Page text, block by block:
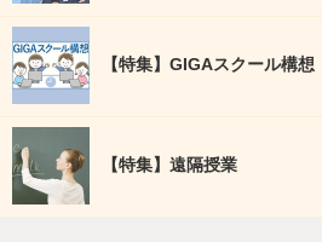
【特集】GIGAスクール構想
【特集】遠隔授業